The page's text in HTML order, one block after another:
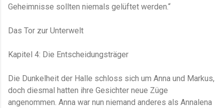
Geheimnisse sollten niemals gelüftet werden.“
Das Tor zur Unterwelt
Kapitel 4: Die Entscheidungsträger
Die Dunkelheit der Halle schloss sich um Anna und Markus,
doch diesmal hatten ihre Gesichter neue Züge
angenommen. Anna war nun niemand anderes als Annalena